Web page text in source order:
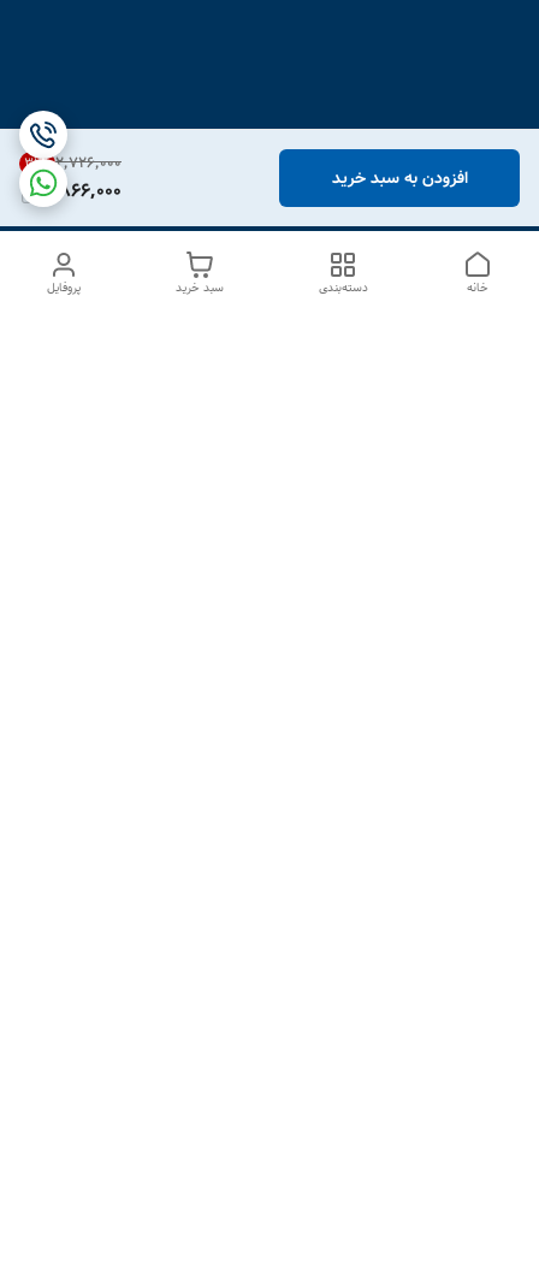
۲٬۷۲۶٬۰۰۰ 31%
1,866,000 افزودن به سبد خرید
پروفایل سبد خرید دسته‌بندی خانه